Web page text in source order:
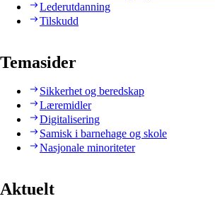
Lederutdanning
Tilskudd
Temasider
Sikkerhet og beredskap
Læremidler
Digitalisering
Samisk i barnehage og skole
Nasjonale minoriteter
Aktuelt